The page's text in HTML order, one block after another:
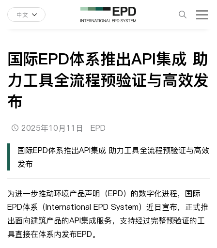
中文
国际EPD体系推出API集成 助
力工具全流程预验证与高效发
布
2025年10月11日 EPD
国际EPD体系推出API集成 助力工具全流程预验证与高效
发布
为进一步推动环境产品声明（EPD）的数字化进程，国际
EPD体系（International EPD System）近日宣布，正式推
出面向建筑产品的API集成服务，支持经过完整预验证的工
具直接在体系内发布EPD。